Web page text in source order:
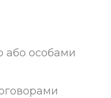
або особами